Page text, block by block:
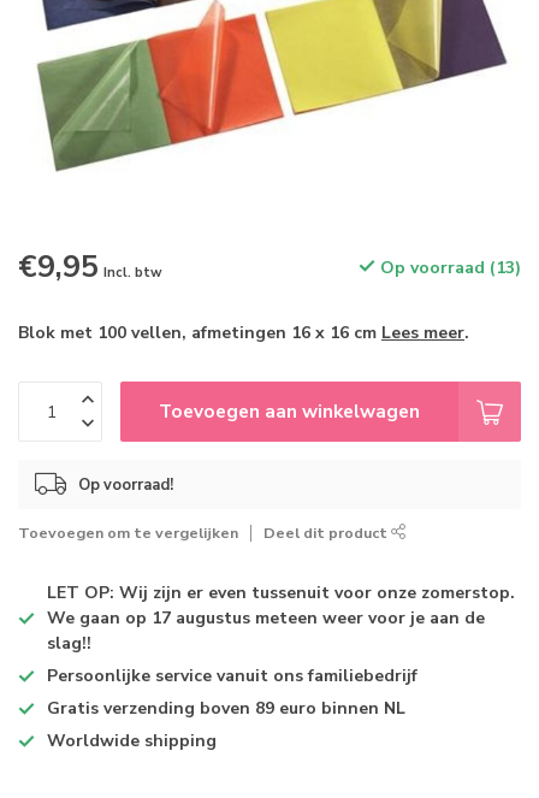
€9,95 Incl. btw Op voorraad (13)
Blok met 100 vellen, afmetingen 16 x 16 cm Lees meer.
Toevoegen aan winkelwagen
Op voorraad!
Toevoegen om te vergelijken Deel dit product
LET OP: Wij zijn er even tussenuit voor onze zomerstop.
We gaan op 17 augustus meteen weer voor je aan de
slag!!
Persoonlijke service vanuit ons familiebedrijf
Gratis verzending boven 89 euro binnen NL
Worldwide shipping